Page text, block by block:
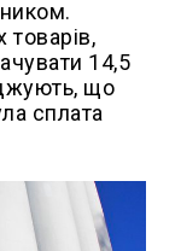
14,5
що
сплата